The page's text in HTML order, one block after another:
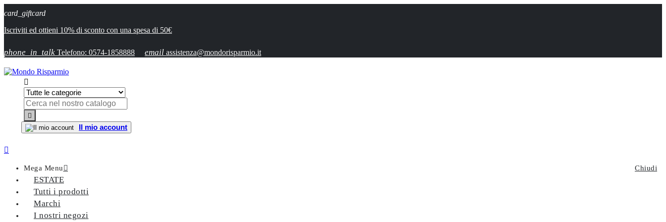
card_giftcard
Iscriviti ed ottieni 10% di sconto con una spesa di 50€
phone_in_talk Telefono: 0574-1858888 email assistenza@mondorisparmio.it


Il mio account

Chiudi
Mega Menu 
ESTATE
Tutti i prodotti
Marchi
I nostri negozi